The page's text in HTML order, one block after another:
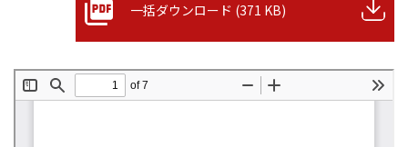
一括ダウンロード (371 KB)